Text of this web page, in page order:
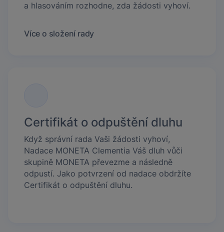
a hlasováním rozhodne, zda žádosti vyhoví.
Více o složení rady
Certifikát o odpuštění dluhu
Když správní rada Vaši žádosti vyhoví,
Nadace MONETA Clementia Váš dluh vůči
skupině MONETA převezme a následně
odpustí. Jako potvrzení od nadace obdržíte
Certifikát o odpuštění dluhu.